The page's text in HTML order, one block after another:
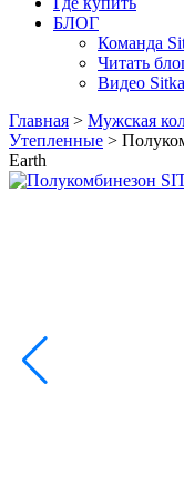
БЛОГ
Команда
Читать
Видео Sitka
Главная > Мужская
Утепленные >
Earth